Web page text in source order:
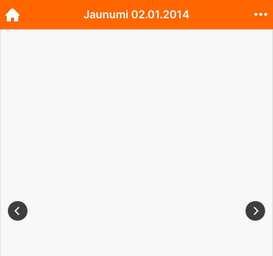
Jaunumi 02.01.2014